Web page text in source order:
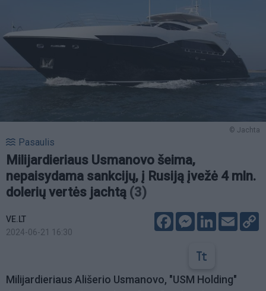
© Jachta
Pasaulis
Milijardieriaus Usmanovo šeima,
nepaisydama sankcijų, į Rusiją įvežė 4 mln.
dolerių vertės jachtą (3)
VE.LT
2024-06-21 16:30
FacebookMessenger
LinkedIn
Email
Milijardieriaus Ališerio Usmanovo, "USM Holding"